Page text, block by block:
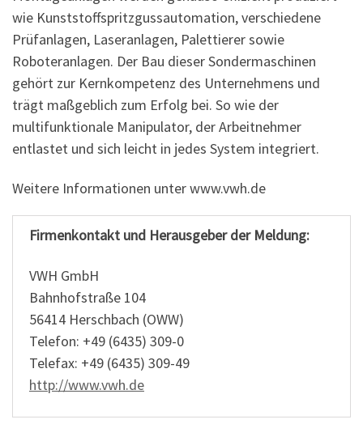
wie Kunststoffspritzgussautomation, verschiedene
Prüfanlagen, Laseranlagen, Palettierer sowie
Roboteranlagen. Der Bau dieser Sondermaschinen
gehört zur Kernkompetenz des Unternehmens und
trägt maßgeblich zum Erfolg bei. So wie der
multifunktionale Manipulator, der Arbeitnehmer
entlastet und sich leicht in jedes System integriert.
Weitere Informationen unter www.vwh.de
Firmenkontakt und Herausgeber der Meldung:
VWH GmbH
Bahnhofstraße 104
56414 Herschbach (OWW)
Telefon: +49 (6435) 309-0
Telefax: +49 (6435) 309-49
http://www.vwh.de